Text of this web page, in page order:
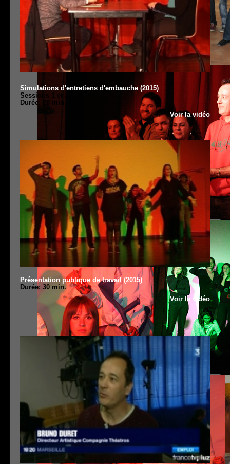
Simulations d'entretiens d'embauche (2015)
Sessions 1 et 2
Durée: 28 min
Voir la vidéo
Présentation publique de travail (2015)
Durée: 30 min.
Voir la vidéo